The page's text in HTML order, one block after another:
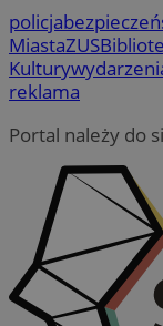
policja
MiastaZUS
Kultury
reklama
Portal należy do